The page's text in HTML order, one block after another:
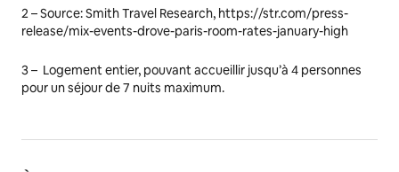
2 –Source: Smith Travel Research, https://str.com/press-
release/mix-events-drove-paris-room-rates-january-high
3 – Logement entier, pouvant accueillir jusqu’à 4 personnes
pour un séjour de 7 nuits maximum.